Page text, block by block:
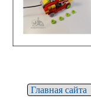
Главная сайта